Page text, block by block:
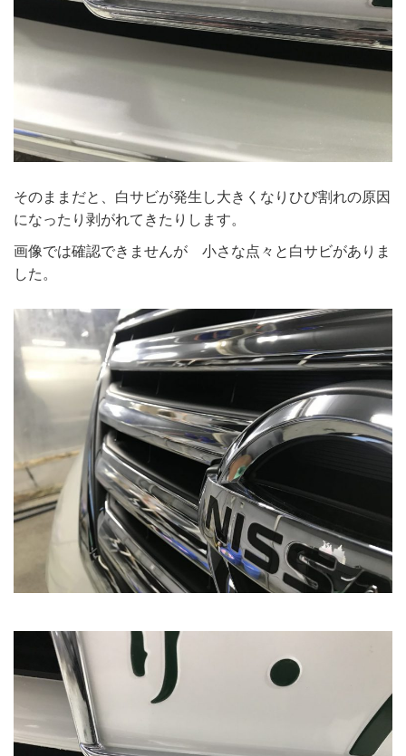
そのままだと、白サビが発生し大きくなりひび割れの原因
になったり剥がれてきたりします。
画像では確認できませんが 小さな点々と白サビがありま
した。